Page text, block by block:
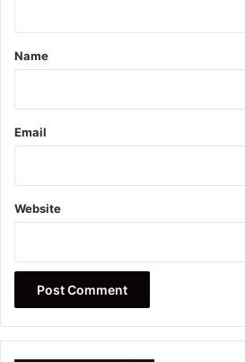
*
Name
Email
Website